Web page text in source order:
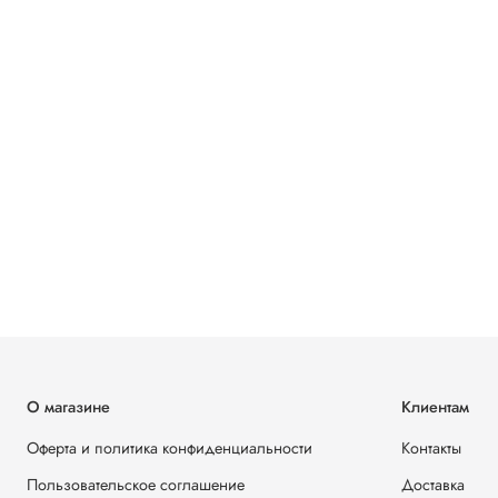
О магазине
Оферта и политика конфиденциальности
Пользовательское соглашение
Клиентам
Контакты
Доставка